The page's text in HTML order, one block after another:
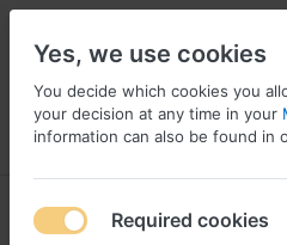
Menu Log in
Yes, we use cookies
You decide which cookies you
your decision at any time in your
information can also be found in
Required cookies